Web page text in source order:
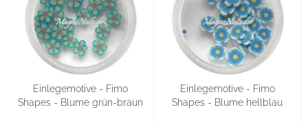
Einlegemotive - Fimo
Shapes - Blume grün-braun
Einlegemotive - Fimo
Shapes - Blume hellblau